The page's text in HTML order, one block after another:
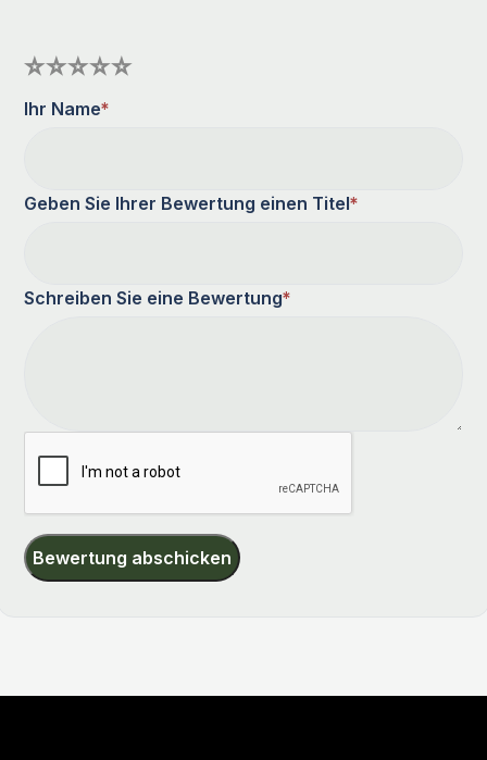
*
Ihr Name
*
Geben Sie Ihrer Bewertung einen Titel
*
Schreiben Sie eine Bewertung
Bewertung abschicken